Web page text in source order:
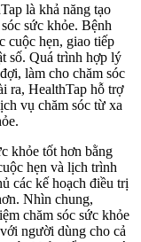
là khả năng tạo
sức khỏe. Bệnh
cuộc hẹn, giao tiếp
số. Quá trình hợp lý
làm cho chăm sóc
ra, HealthTap hỗ trợ
vụ chăm sóc từ xa
khỏe tốt hơn bằng
hẹn và lịch trình
các kế hoạch điều trị
Nhìn chung,
chăm sóc sức khỏe
người dùng cho cả